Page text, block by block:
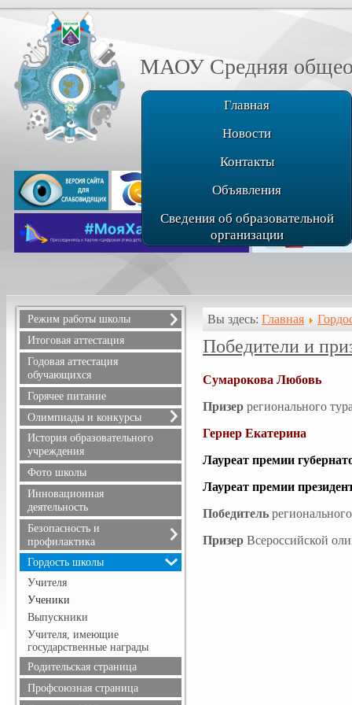
МАОУ Средняя
Главная
Новости
Контакты
Объявления
Сведения об образовательной
организации
Режим работы школы
Расписание звонков
Расписание уроков
Режим питания
Итоговая аттестация
Годовая аттестация
обучающихся
Горячее питание
Олимпиады и конкурсы
Всероссийская олимпиада
школьников
Положения олимпиад и
конкурсов, результаты
История образовательного
учреждения
Фото школы
Инновационная
деятельность
Безопасность и
профилактика
Безопасность дорожного
движения
безопасность
Здоровье
Профилактика терроризма
и экстремизма
Профилактика
правонарушений
Противопожарная
Гордость школы
Учителя
Ученики
Выпускники
Учителя, имеющие
государственные награды
Родительская страница
Профсоюзная страница
Вы здесь: Главная
Победители и
Сумарокова Любовь
Призер регионального
Гернер Екатерина
Лауреат премии
Лауреат премии
Победитель
Призер Всероссийской